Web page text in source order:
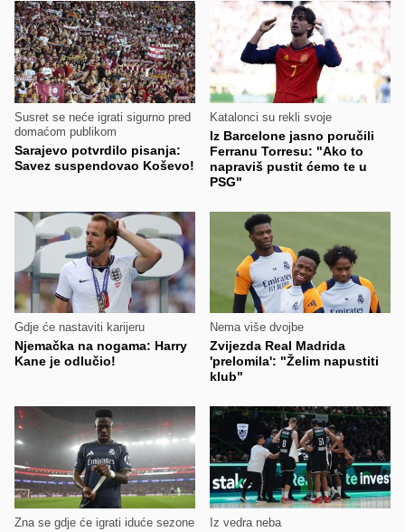
Susret se neće igrati sigurno pred
domaćom publikom
Sarajevo potvrdilo pisanja:
Savez suspendovao Koševo!
Katalonci su rekli svoje
Iz Barcelone jasno poručili
Ferranu Torresu: "Ako to
napraviš pustit ćemo te u
PSG"
Gdje će nastaviti karijeru
Njemačka na nogama: Harry
Kane je odlučio!
Nema više dvojbe
Zvijezda Real Madrida
'prelomila': "Želim napustiti
klub"
Zna se gdje će igrati iduće sezone Iz vedra neba